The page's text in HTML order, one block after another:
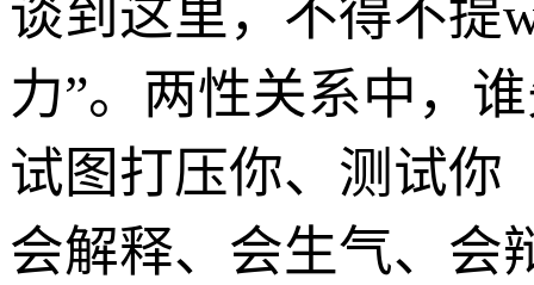
谈到这里，不得不
力”。两性关系中，
试图打压你、测试你
会解释、会生气、会